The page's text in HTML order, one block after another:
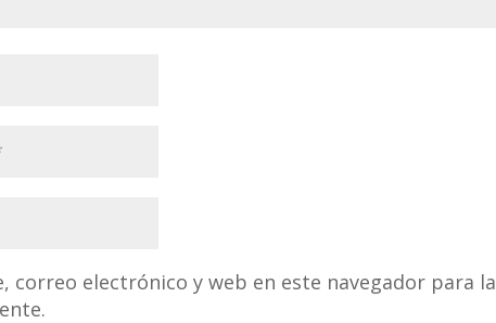
correo electrónico y web en este navegador para la